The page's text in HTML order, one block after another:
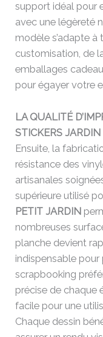
support idéal pour
avec une légèreté
modèle s’adapte
customisation, de
emballages
pour égayer votre
LA QUALITÉ
STICKERS JARDIN
Ensuite, la
résistance des
artisanales
supérieure utilisé
PETIT JARDIN
nombreuses
planche devient
indispensable
scrapbooking
précise de chaque
facile pour une
Chaque dessin